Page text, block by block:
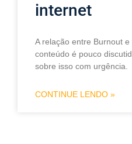
internet
A relação entre Burnout
conteúdo é pouco
sobre isso com urgência.
CONTINUE LENDO »